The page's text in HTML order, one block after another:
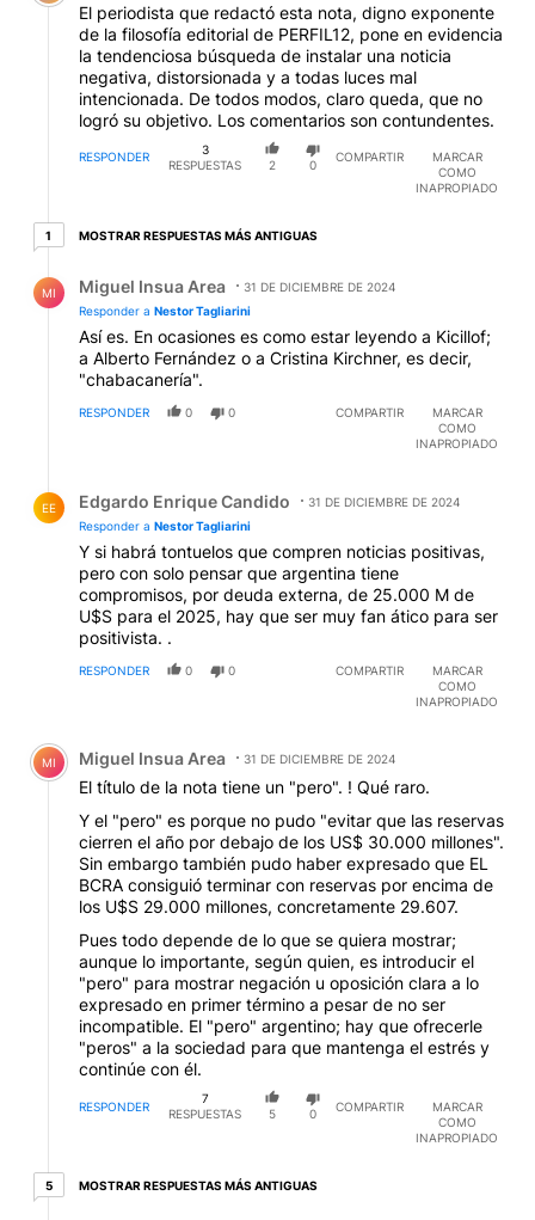
El periodista que redactó esta nota, digno exponente
de la filosofía editorial de PERFIL12, pone en evidencia
la tendenciosa búsqueda de instalar una noticia
negativa, distorsionada y a todas luces mal
intencionada. De todos modos, claro queda, que no
logró su objetivo. Los comentarios son contundentes.
RESPONDER
3
RESPUESTAS
2 0
COMPARTIR
MARCAR
COMO
INAPROPIADO
11 respuesta más antiguas
MOSTRAR RESPUESTAS MÁS ANTIGUAS
MI Miguel Insua Area
31 DE DICIEMBRE DE 2024
Responder a Nestor Tagliarini
Así es. En ocasiones es como estar leyendo a Kicillof;
a Alberto Fernández o a Cristina Kirchner, es decir,
"chabacanería".
RESPONDER 0 0 COMPARTIR
MARCAR
COMO
INAPROPIADO
EE Edgardo Enrique Candido
31 DE DICIEMBRE DE 2024
Responder a Nestor Tagliarini
Y si habrá tontuelos que compren noticias positivas,
pero con solo pensar que argentina tiene
compromisos, por deuda externa, de 25.000 M de
U$S para el 2025, hay que ser muy fan ático para ser
positivista. .
RESPONDER 0 0 COMPARTIR
MARCAR
COMO
INAPROPIADO
Comentario de Miguel Insua Area.
MI Miguel Insua Area 31 DE DICIEMBRE DE 2024
El título de la nota tiene un "pero". ! Qué raro.
Y el "pero" es porque no pudo "evitar que las reservas
cierren el año por debajo de los US$ 30.000 millones".
Sin embargo también pudo haber expresado que EL
BCRA consiguió terminar con reservas por encima de
los U$S 29.000 millones, concretamente 29.607.
Pues todo depende de lo que se quiera mostrar;
aunque lo importante, según quien, es introducir el
"pero" para mostrar negación u oposición clara a lo
expresado en primer término a pesar de no ser
incompatible. El "pero" argentino; hay que ofrecerle
"peros" a la sociedad para que mantenga el estrés y
continúe con él.
RESPONDER
7
RESPUESTAS
5 0
COMPARTIR
MARCAR
COMO
INAPROPIADO
55 respuestas más antiguas
MOSTRAR RESPUESTAS MÁS ANTIGUAS